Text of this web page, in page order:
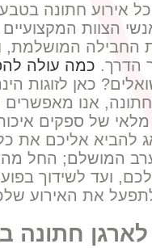
אירוע חתונה
הצוות המקצועיים
החבילה המושלמת,
הדרך. כמה עולה
כאן לזוגות
אנו מאפשרים
מלאי של ספקים
להביא אליכם את
המושלם; החל
ועד לשידוך
את האירוע
לארגן חתונה